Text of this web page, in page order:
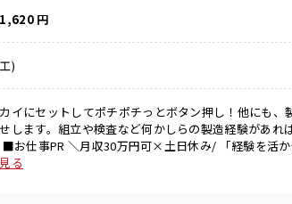
1,620 円
)
イにセットしてポチポチっとボタン押し！他にも、
します。組立や検査など何かしらの製造経験があれ
働きたい」 「しっかりお休みが取れるところで働き
る